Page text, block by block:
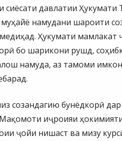
сиёсати давлатии
намудани шароити
Ҳукумати мамлакат
бо шарикони рушд,
намуда, аз тамоми
созандагию бунёдкорӣ
иҷроияи
ҷойи нишаст ва мизу